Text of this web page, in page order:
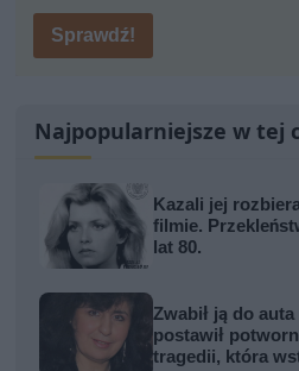
Sprawdź!
Najpopularniejsze w tej
Kazali jej
filmie.
lat 80.
Zwabił ją do
postawił
tragedii, która